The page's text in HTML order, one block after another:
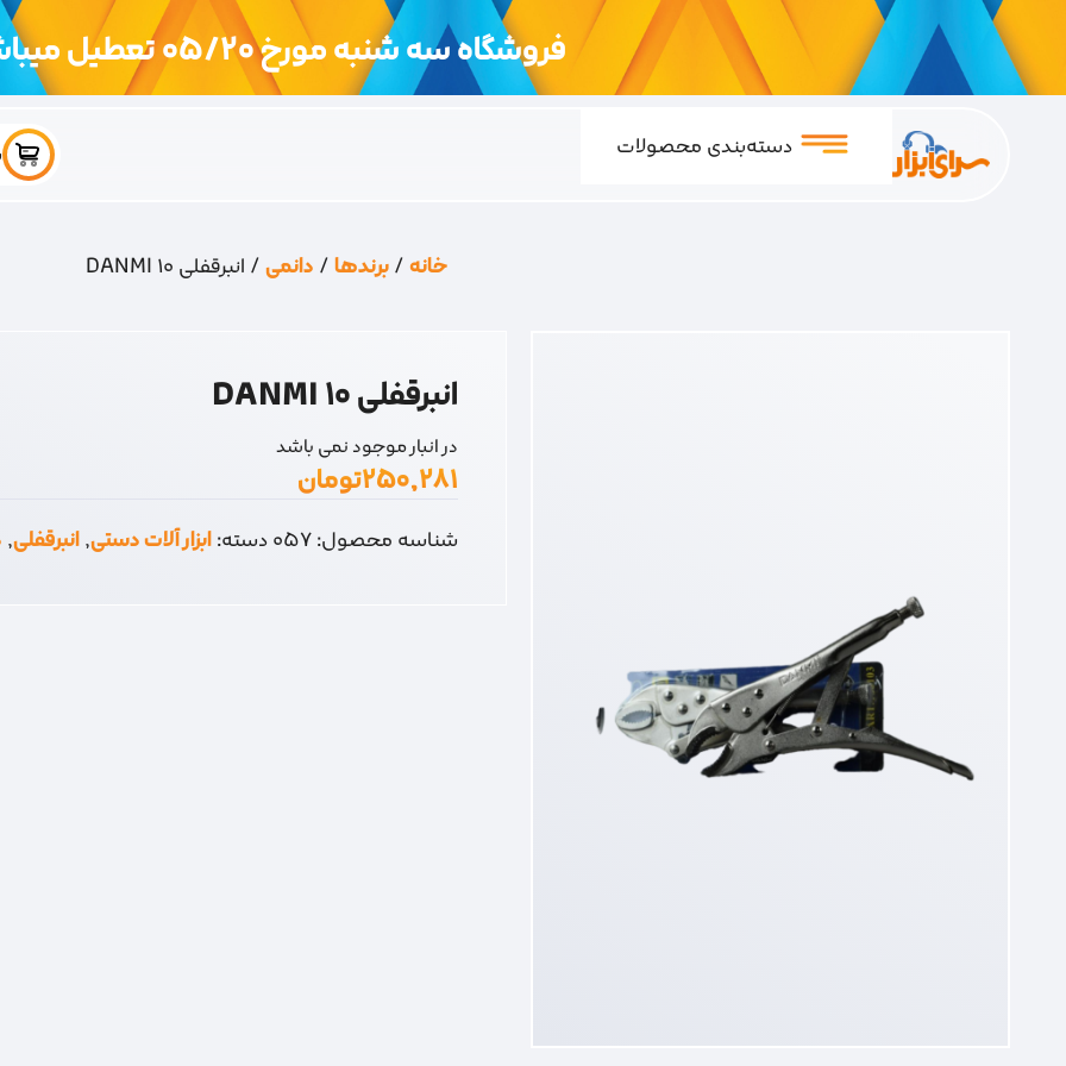
فروشگاه سه شنبه مورخ 05/20 تعطیل میباشد
دسته‌بندی محصولات
خانه/برندها/ دانمی/ انبرقفلی 10 DANMI
انبرقفلی 10 DANMI
در انبار موجود نمی باشد
۲۵۰,۲۸۱تومان
شناسه محصول:057دسته:ابزار آلات دستی,انبرقفلی,